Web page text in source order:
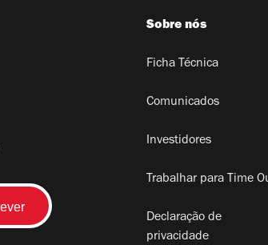
Sobre nós
Ficha Técnica
Comunicados
Investidores
Trabalhar para Time
Declaração de
privacidade